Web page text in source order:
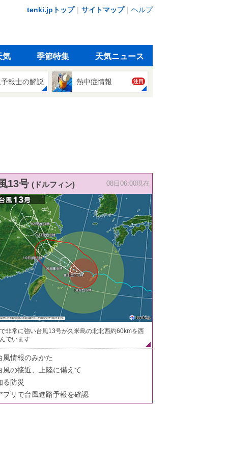
tenki.jpトップ｜ サイトマップ｜ ヘルプ
気 季節特集 天気ニュース
報士の解説 熱中症情報 注目
13号 (ドルフィン) 08日06:00現在
非常に強い台風13号が久米島の北北西約60kmを西
でいます
風情報のみかた
風の接近、上陸に備えて
る防災
プリで台風進路予報を確認